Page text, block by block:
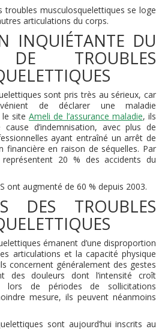
troubles musculosquelettiques se loge
articulations du corps.
INQUIÉTANTE DU
TROUBLES
sont pris très au sérieux, car
de déclarer une maladie
le site Ameli de l’assurance maladie, ils
d’indemnisation, avec plus de
ayant entraîné un arrêt de
financière en raison de séquelles. Par
20 % des accidents du
ont augmenté de 60 % depuis 2003.
DES TROUBLES
émanent d’une disproportion
articulations et la capacité physique
concernent généralement des gestes
des douleurs dont l’intensité croît
lors de périodes de sollicitations
mesure, ils peuvent néanmoins
sont aujourd’hui inscrits au